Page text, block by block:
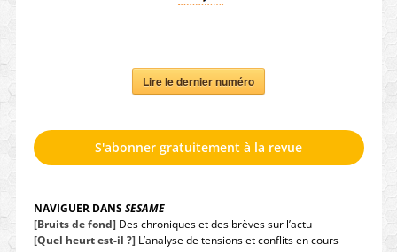
Lire le dernier numéro
S'abonner gratuitement à la revue
NAVIGUER DANSSESAME
[Bruits de fond]Des chroniques et des brèves sur l’actu
[Quel heurt est-il ?]L’analyse de tensions et conflits en cours